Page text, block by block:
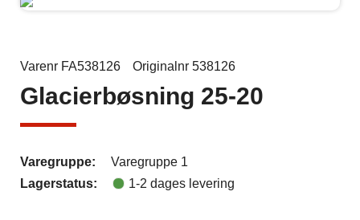
Varenr FA538126 Originalnr 538126
Glacierbøsning 25-20
Varegruppe:
Varegruppe 1
Lagerstatus:
1-2 dages levering